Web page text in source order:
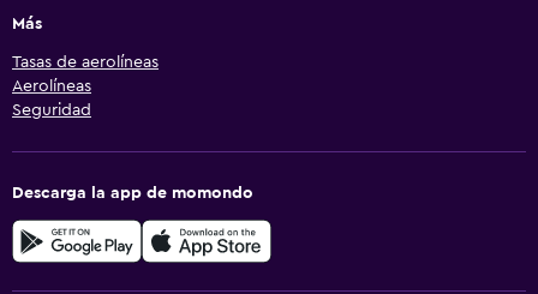
Más
Tasas de aerolíneas
Aerolíneas
Seguridad
Descarga la app de momondo